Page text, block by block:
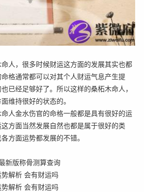
人，很多时候财运这方面的发展其实也都
格通常都可以对其个人财运气息产生提
已经足够好了。所以这样的桑柘木命人，
维持很好的状态的。
人金水伤官的命格一般都是具有很好的运
方面当然发展自然也都是属于很好的类
方面运势都发展的不错。
新版称骨测算查询
解析 会有财运吗
解析 会有财运吗